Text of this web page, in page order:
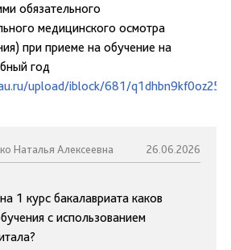
обязательного
медицинского осмотра
при приеме на обучение на
год
upload/iblock/681/
Наталья Алексеевна 26.06.2026
1 курс бакалавриата каков
с использованием